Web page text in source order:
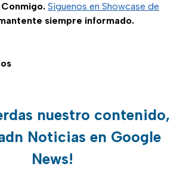
Síguenos en Showcase de
siempre informado.
nuestro contenido,
Noticias en Google
News!